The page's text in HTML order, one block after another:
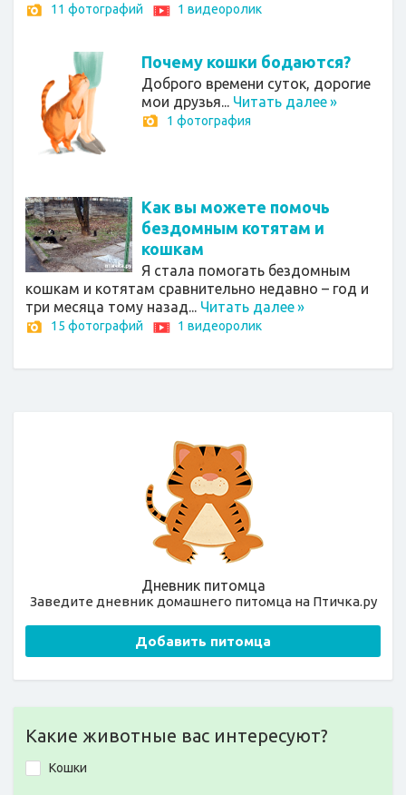
11 фотографий 1 видеоролик
Почему кошки бодаются?
Доброго времени суток, дорогие
мои друзья... Читать далее»
1 фотография
Как вы можете помочь
бездомным котятам и
кошкам
Я стала помогать бездомным
кошкам и котятам сравнительно недавно – год и
три месяца тому назад... Читать далее»
15 фотографий 1 видеоролик
Дневник питомца
Заведите дневник домашнего питомца на Птичка.ру
Добавить питомца
Какие животные вас интересуют?
Кошки